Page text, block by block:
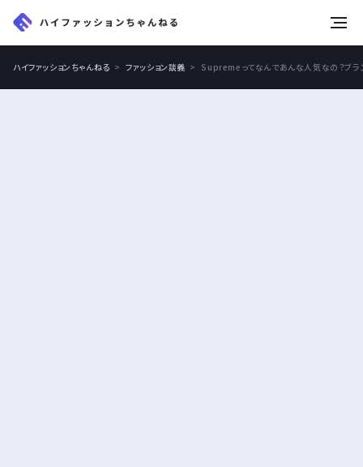
ハイファッションちゃんねる ファッション談義 Supremeってなんであんな人気なの？ブラ